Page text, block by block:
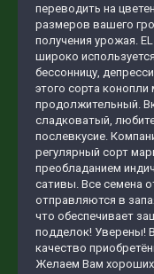
переводить на
размеров вашего
получения урожая.
широко
бессонницу,
этого сорта
продолжительный.
сладковатый,
послевкусие.
регулярный сорт
преобладанием
сативы. Все семена
отправляются в
что обеспечивает
подделок! Уверены!
качество
Желаем Вам хороших